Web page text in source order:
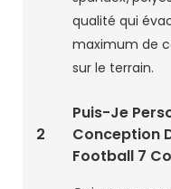
qualité qui
maximum de
sur le terrain.
2
Puis-Je
Conception
Football 7